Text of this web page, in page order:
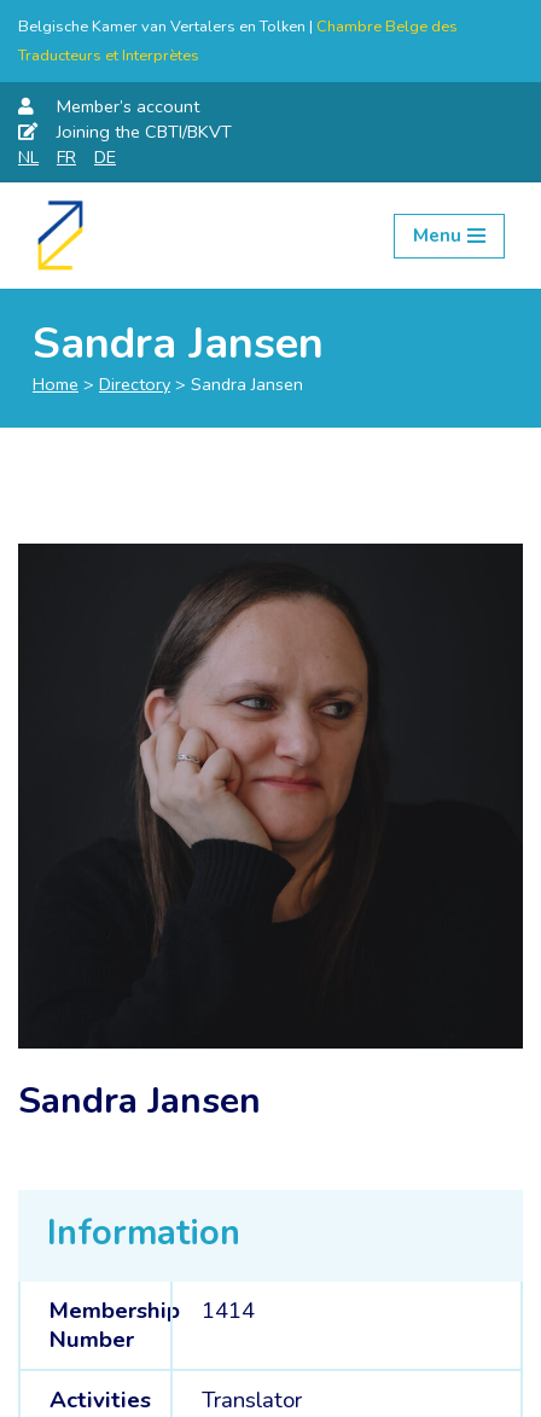
Belgische Kamer van Vertalers en Tolken | Chambre Belge des
Traducteurs et Interprètes
Member’s account
Joining the CBTI/BKVT
NL
FR DE
Skip
Menu
Sandra Jansen
Home > Directory > Sandra Jansen
Information
Membership
Number
1414
Activities
Translator
Sandra Jansen